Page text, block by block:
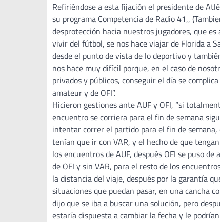
Refiriéndose a esta fijación el presidente de
su programa Competencia de Radio 41,,
desprotección hacia nuestros jugadores, que
vivir del fútbol, se nos hace viajar de Florida a
desde el punto de vista de lo deportivo y
nos hace muy difícil porque, en el caso de
privados y públicos, conseguir el día se
amateur y de OFI”.
Hicieron gestiones ante AUF y OFI, “si
encuentro se corriera para el fin de semana
intentar correr el partido para el fin de semana,
tenían que ir con VAR, y el hecho de que
los encuentros de AUF, después OFI se puso
de OFI y sin VAR, para el resto de los
la distancia del viaje, después por la garantía
situaciones que puedan pasar, en una cancha
dijo que se iba a buscar una solución, pero
estaría dispuesta a cambiar la fecha y le